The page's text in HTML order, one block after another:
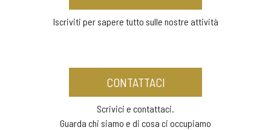
Iscriviti per sapere tutto sulle nostre attività
CONTATTACI
Scrivici e contattaci.
Guarda chi siamo e di cosa ci occupiamo